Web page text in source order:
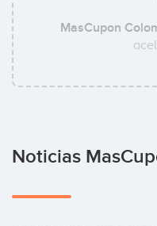
MasCupon
Noticias